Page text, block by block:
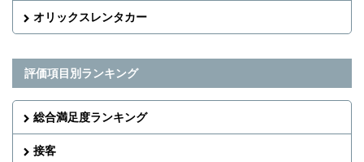
オリックスレンタカー
評価項目別ランキング
総合満足度ランキング
接客